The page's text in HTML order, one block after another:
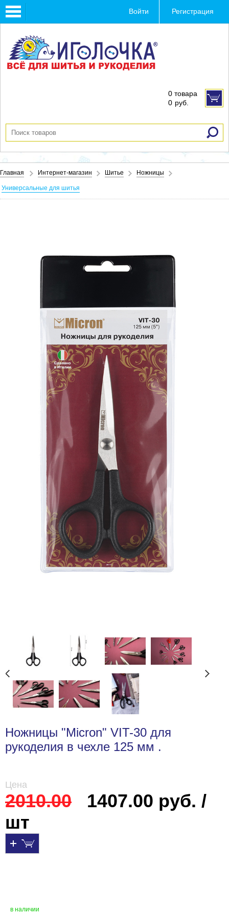
Toggle
navigation
Войти Регистрация
0 товара
0 руб.
Главная Интернет-магазин Шитье Ножницы
Универсальные для шитья
Ножницы "Micron" VIT-30 для
рукоделия в чехле 125 мм .
Цена
2010.00
1407.00 руб. /
шт
в наличии